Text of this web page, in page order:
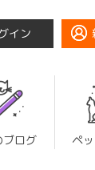
イン
ブログ ペ